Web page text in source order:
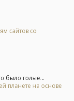
сайтов со
было голые...
планете на основе